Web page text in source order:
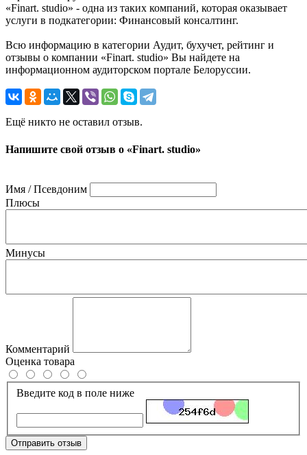
«Finart. studio» - одна из таких компаний, которая оказывает
услуги в подкатегории: Финансовый консалтинг.
Всю информацию в категории Аудит, бухучет, рейтинг и
отзывы о компании «Finart. studio» Вы найдете на
информационном аудиторском портале Белоруссии.
Ещё никто не оставил отзыв.
Напишите свой отзыв о «Finart. studio»
Имя / Псевдоним
Плюсы
Минусы
Комментарий
Оценка товара
Введите код в поле ниже
Отправить отзыв